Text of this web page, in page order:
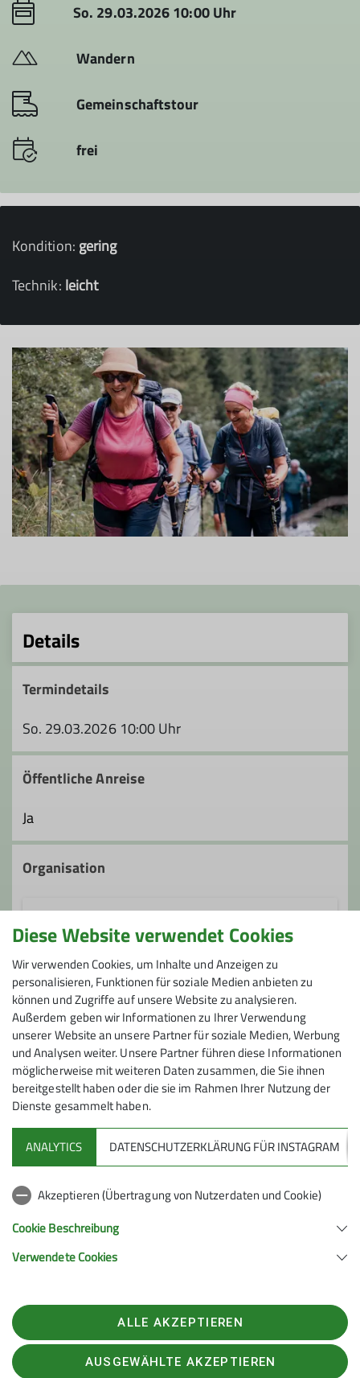
So. 29.03.2026 10:00 Uhr
Wandern
Gemeinschaftstour
frei
Kondition: gering
Technik: leicht
Details
Termindetails
So. 29.03.2026 10:00 Uhr
Öffentliche Anreise
Ja
Organisation
Almut Marczinski
0212 4908283
almut.marczinski@gmx.de
Ämter
Wanderleiter/-in
Gruppe
Senioren Wandern
Gruppenabende der Wanderer
Jeden ersten Dienstag im Monat um
18:30 Uhr im Sektionszentrum
Auskunft erteilt: Werner Lindenberg Tel.
0212 – 42626
Sektion Solingen im Deutschen Alpenverein e.V.
Stresemannstr.17
42719 Solingen
Telefon +4921222665165
Diese Website verwendet Cookies
Wir verwenden Cookies, um Inhalte und Anzeigen zu
personalisieren, Funktionen für soziale Medien anbieten zu
können und Zugriffe auf unsere Website zu analysieren.
Außerdem geben wir Informationen zu Ihrer Verwendung
unserer Website an unsere Partner für soziale Medien, Werbung
und Analysen weiter. Unsere Partner führen diese Informationen
möglicherweise mit weiteren Daten zusammen, die Sie ihnen
bereitgestellt haben oder die sie im Rahmen Ihrer Nutzung der
Dienste gesammelt haben.
ANALYTICS DATENSCHUTZERKLÄRUNG FÜR INSTAGRAM
Akzeptieren (Übertragung von Nutzerdaten und Cookie)
Cookie Beschreibung
Verwendete Cookies
ALLE AKZEPTIEREN
AUSGEWÄHLTE AKZEPTIEREN